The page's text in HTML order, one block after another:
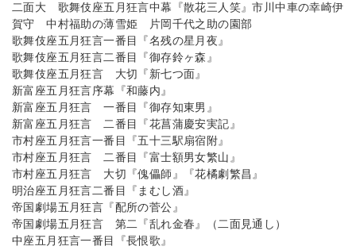
二面大 歌舞伎座五月狂言中幕『散花三人笑』市川中車の幸崎伊
賀守 中村福助の薄雪姫 片岡千代之助の園部
歌舞伎座五月狂言一番目『名残の星月夜』
歌舞伎座五月狂言二番目『御存鈴ヶ森』
歌舞伎座五月狂言 大切『新七つ面』
新富座五月狂言序幕『和藤内』
新富座五月狂言 一番目『御存知東男』
新富座五月狂言 二番目『花菖蒲慶安実記』
市村座五月狂言一番目『五十三駅扇宿附』
市村座五月狂言 二番目『富士額男女繁山』
市村座五月狂言 大切『傀儡師』『花橘劇繁昌』
明治座五月狂言二番目『まむし酒』
帝国劇場五月狂言『配所の菅公』
帝国劇場五月狂言 第二『乱れ金春』（二面見通し）
中座五月狂言一番目『長恨歌』